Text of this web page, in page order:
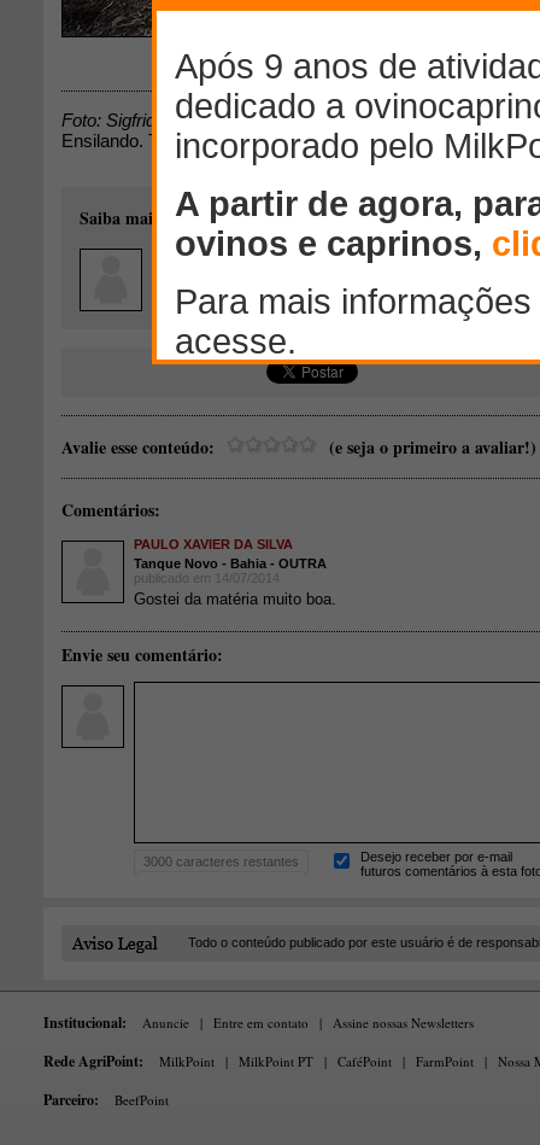
Foto: Sigfrid Beilfuss
Ensilando. Trincheira de silagem em enchimento em 18/06/
Saiba mais sobre o autor desse conteúdo:
Sigfrid BeilfussOUTRA - OUTRO
Avalie esse conteúdo: (e seja o primeiro a avaliar!)
Comentários:
PAULO XAVIER DA SILVA
Tanque Novo - Bahia - OUTRA
publicado em 14/07/2014
Gostei da matéria muito boa.
Envie seu comentário:
3000 caracteres restantes
Desejo receber por e-mail
futuros comentários à esta
Todo o conteúdo publicado por este usuário é de
Institucional: Anuncie | Entre em contato | Assine nossas Newsletters
Rede AgriPoint: MilkPoint | MilkPoint PT | CaféPoint | FarmPoint | Nossa
Parceiro: BeefPoint